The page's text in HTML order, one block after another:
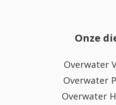
Onze
Overwater
Overwater
Overwater